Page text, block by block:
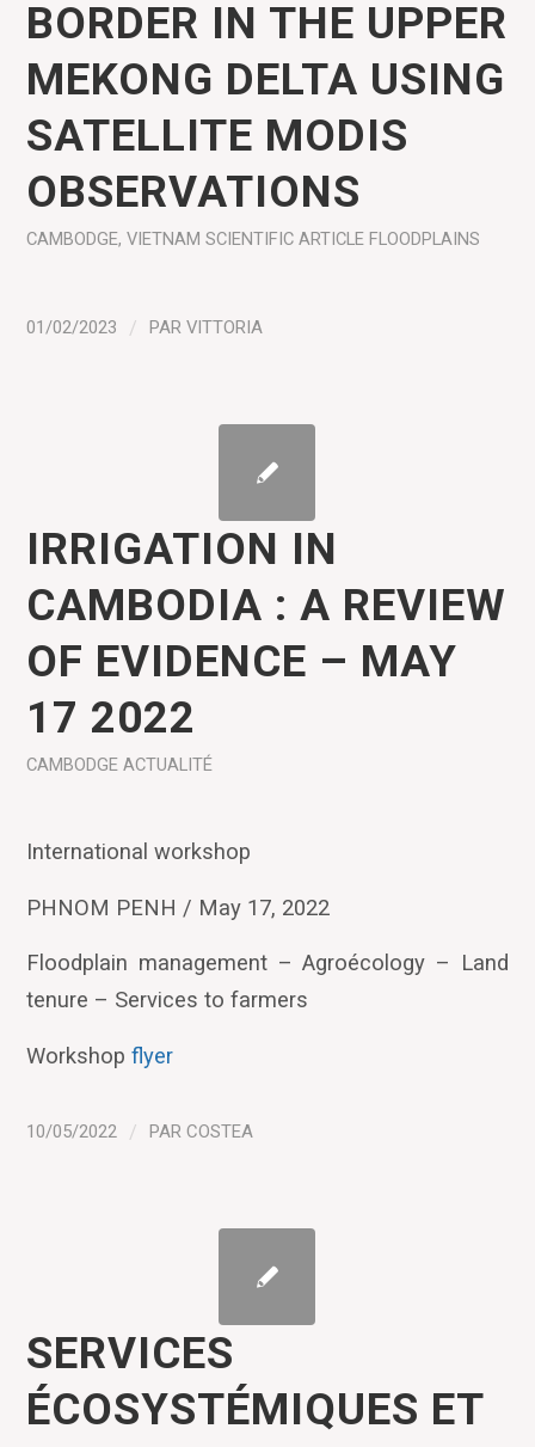
BORDER IN THE UPPER
MEKONG DELTA USING
SATELLITE MODIS
OBSERVATIONS
CAMBODGE,VIETNAM SCIENTIFIC ARTICLE FLOODPLAINS
01/02/2023 / PARVITTORIA
IRRIGATION IN
CAMBODIA : A REVIEW
OF EVIDENCE – MAY
17 2022
CAMBODGE ACTUALITÉ
International workshop
PHNOM PENH / May 17, 2022
Floodplain management – Agroécology – Land
tenure – Services to farmers
Workshopflyer
10/05/2022 / PARCOSTEA
SERVICES
ÉCOSYSTÉMIQUES ET